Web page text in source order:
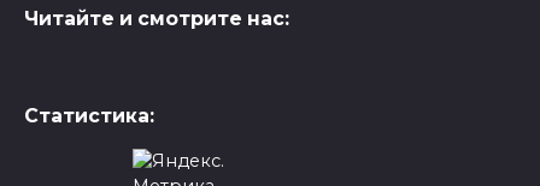
Читайте и смотрите нас:
Статистика: